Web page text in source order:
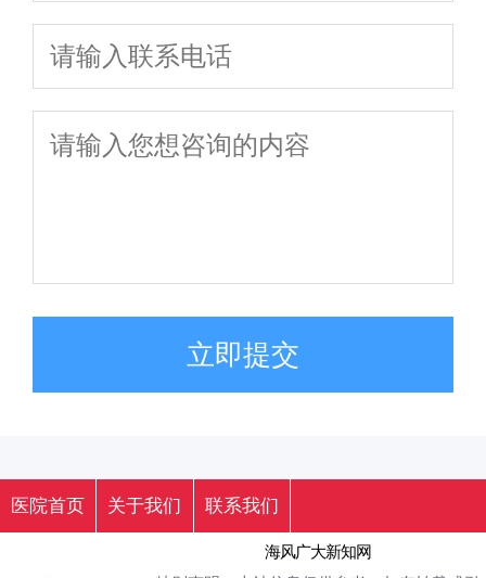
立即提交
医院首页 关于我们 联系我们
海风广大新知网